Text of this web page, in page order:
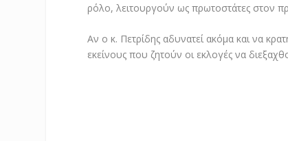
ρόλο, λειτουργούν ως πρωτοστάτες στον
Αν ο κ. Πετρίδης αδυνατεί ακόμα και να
εκείνους που ζητούν οι εκλογές να